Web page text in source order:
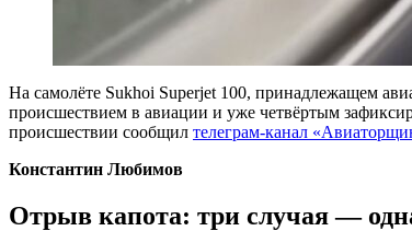
На самолёте Sukhoi Superjet 100, принадлежащем
происшествием в авиации и уже четвёртым
происшествии сообщил телеграм-канал
Константин Любимов
Отрыв капота: три случая —